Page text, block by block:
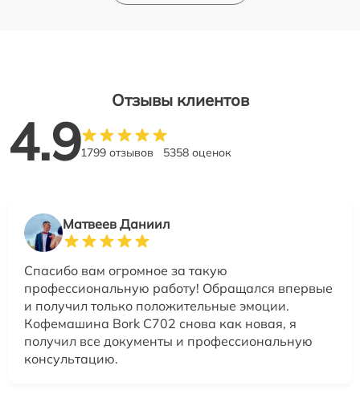
Отзывы клиентов
4.91799 отзывов 5358 оценок
Матвеев Даниил
Спасибо вам огромное за такую
профессиональную работу! Обращался впервые
и получил только положительные эмоции.
Кофемашина Bork C702 снова как новая, я
получил все документы и профессиональную
консультацию.